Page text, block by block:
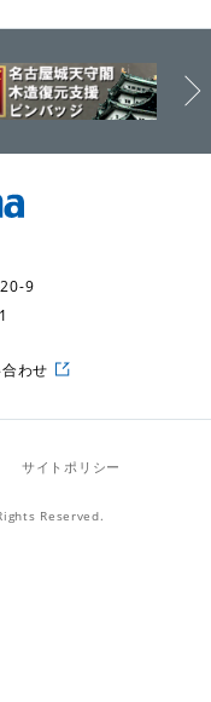
9
わせ
サイトポリシー
Reserved.